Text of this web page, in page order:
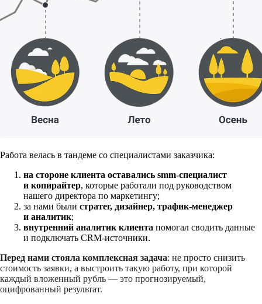
Работа велась в тандеме со специалистами заказчика:
на стороне клиента оставались smm-специалист
и копирайтер, которые работали под руководством
нашего директора по маркетингу;
за нами были стратег, дизайнер, трафик-менеджер
и аналитик;
внутренний аналитик клиента помогал сводить данные
и подключать CRM-источники.
Перед нами стояла комплексная задача: не просто снизить
стоимость заявки, а выстроить такую работу, при которой
каждый вложенный рубль — это прогнозируемый,
оцифрованный результат.